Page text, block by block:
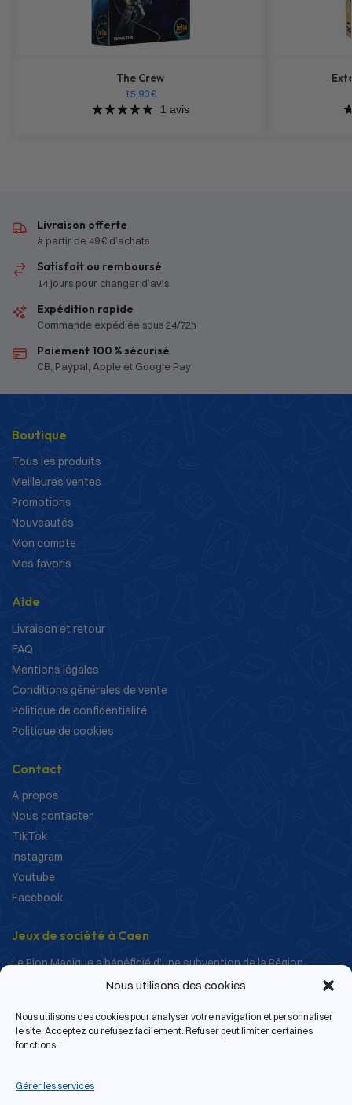
Nous utilisons des cookies
Nous utilisons des cookies pour analyser votre navigation et personnaliser
le site. Acceptez ou refusez facilement. Refuser peut limiter certaines
fonctions.
Gérer les services
The Crew
15,90€
1 avis
Livraison offerte
à partir de 49 € d’achats
Satisfait ou remboursé
14 jours pour changer d’avis
Expédition rapide
Commande expédiée sous 24/72h
Paiement 100 % sécurisé
CB, Paypal, Apple et Google Pay
Boutique
Tous les produits
Meilleures ventes
Promotions
Nouveautés
Mon compte
Mes favoris
Aide
Livraison et retour
FAQ
Mentions légales
Conditions générales de vente
Politique de confidentialité
Politique de cookies
Contact
A propos
Nous contacter
TikTok
Instagram
Youtube
Facebook
Jeux de société à Caen
Le Pion Magique a bénéficié d’une subvention de la Région
Normandie dans le cadre de ses actions de structuration et de